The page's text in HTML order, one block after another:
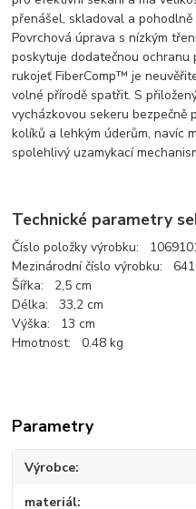
přenášel, skladoval a
Povrchová úprava s nízkým
poskytuje dodatečnou ochranu
rukojeť FiberComp™ je
volné přírodě spatřit. S
vycházkovou sekeru bezpečně
kolíků a lehkým úderům, navíc
spolehlivý uzamykací
Technické parametry
Číslo položky výrobku:
Mezinárodní číslo výrobku:
Šířka: 2,5 cm
Délka: 33,2 cm
Výška: 13 cm
Hmotnost: 0.48 kg
Parametry
Výrobce
materiál